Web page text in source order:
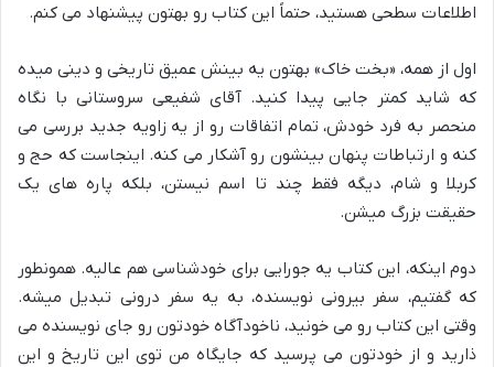
اطلاعات سطحی هستید، حتماً این کتاب رو بهتون پیشنهاد می کنم.
اول از همه، «بخت خاک» بهتون یه بینش عمیق تاریخی و دینی میده
که شاید کمتر جایی پیدا کنید. آقای شفیعی سروستانی با نگاه
منحصر به فرد خودش، تمام اتفاقات رو از یه زاویه جدید بررسی می
کنه و ارتباطات پنهان بینشون رو آشکار می کنه. اینجاست که حج و
کربلا و شام، دیگه فقط چند تا اسم نیستن، بلکه پاره های یک
حقیقت بزرگ میشن.
دوم اینکه، این کتاب یه جورایی برای خودشناسی هم عالیه. همونطور
که گفتیم، سفر بیرونی نویسنده، به یه سفر درونی تبدیل میشه.
وقتی این کتاب رو می خونید، ناخودآگاه خودتون رو جای نویسنده می
ذارید و از خودتون می پرسید که جایگاه من توی این تاریخ و این